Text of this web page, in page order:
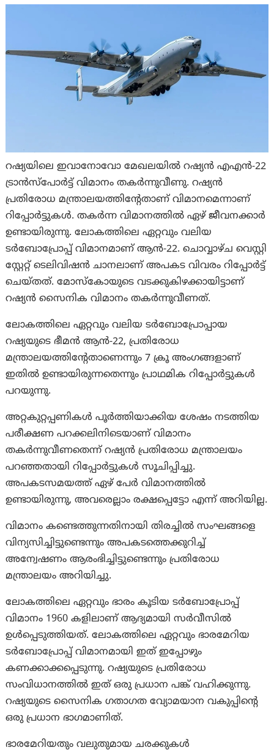
റഷ്യയിലെ ഇവാനോവോ മേഖലയിൽ റഷ്യൻ എഎൻ-22
ട്രാൻസ്പോർട്ട് വിമാനം തകർന്നുവീണു. റഷ്യൻ
പ്രതിരോധ മന്ത്രാലയത്തിന്റേതാണ് വിമാനമെന്നാണ്
റിപ്പോർട്ടുകൾ. തകർന്ന വിമാനത്തിൽ ഏഴ് ജീവനക്കാർ
ഉണ്ടായിരുന്നു. ലോകത്തിലെ ഏറ്റവും വലിയ
ടർബോപ്രോപ്പ് വിമാനമാണ് ആൻ-22. ചൊവ്വാഴ്ച വെസ്റ്റി
സ്റ്റേറ്റ് ടെലിവിഷൻ ചാനലാണ് അപകട വിവരം റിപ്പോർട്ട്
ചെയ്തത്. മോസ്കോയുടെ വടക്കുകിഴക്കായിട്ടാണ്
റഷ്യൻ സൈനിക വിമാനം തകർന്നുവീണത്.
ലോകത്തിലെ ഏറ്റവും വലിയ ടർബോപ്രോപ്പായ
റഷ്യയുടെ ഭീമൻ ആൻ-22, പ്രതിരോധ
മന്ത്രാലയത്തിന്റേതാണെന്നും 7 ക്രൂ അംഗങ്ങളാണ്
ഇതിൽ ഉണ്ടായിരുന്നതെന്നും പ്രാഥമിക റിപ്പോർട്ടുകൾ
പറയുന്നു.
അറ്റകുറ്റപ്പണികൾ പൂർത്തിയാക്കിയ ശേഷം നടത്തിയ
പരീക്ഷണ പറക്കലിനിടെയാണ് വിമാനം
തകർന്നുവീണതെന്ന് റഷ്യൻ പ്രതിരോധ മന്ത്രാലയം
പറഞ്ഞതായി റിപ്പോര്‍ട്ടുകള്‍ സൂചിപ്പിച്ചു.
അപകടസമയത്ത് ഏഴ് പേർ വിമാനത്തിൽ
ഉണ്ടായിരുന്നു, അവരെല്ലാം രക്ഷപ്പെട്ടോ എന്ന് അറിയില്ല.
വിമാനം കണ്ടെത്തുന്നതിനായി തിരച്ചിൽ സംഘങ്ങളെ
വിന്യസിച്ചിട്ടുണ്ടെന്നും അപകടത്തെക്കുറിച്ച്
അന്വേഷണം ആരംഭിച്ചിട്ടുണ്ടെന്നും പ്രതിരോധ
മന്ത്രാലയം അറിയിച്ചു.
ലോകത്തിലെ ഏറ്റവും ഭാരം കൂടിയ ടർബോപ്രോപ്പ്
വിമാനം 1960 കളിലാണ് ആദ്യമായി സർവീസിൽ
ഉൾപ്പെടുത്തിയത്. ലോകത്തിലെ ഏറ്റവും ഭാരമേറിയ
ടർബോപ്രോപ്പ് വിമാനമായി ഇത് ഇപ്പോഴും
കണക്കാക്കപ്പെടുന്നു. റഷ്യയുടെ പ്രതിരോധ
സംവിധാനത്തിൽ ഇത് ഒരു പ്രധാന പങ്ക് വഹിക്കുന്നു.
റഷ്യയുടെ സൈനിക ഗതാഗത വ്യോമയാന വകുപ്പിന്റെ
ഒരു പ്രധാന ഭാഗമാണിത്.
ഭാരമേറിയതും വലുതുമായ ചരക്കുകൾ